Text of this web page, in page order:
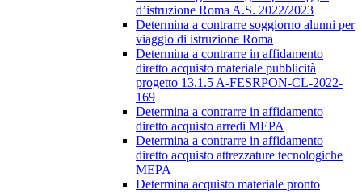
d’istruzione Roma A.S. 2022/2023
Determina a contrarre soggiorno alunni per
viaggio di istruzione Roma
Determina a contrarre in affidamento
diretto acquisto materiale pubblicità
progetto 13.1.5 A-FESRPON-CL-2022-
169
Determina a contrarre in affidamento
diretto acquisto arredi MEPA
Determina a contrarre in affidamento
diretto acquisto attrezzature tecnologiche
MEPA
Determina acquisto materiale pronto